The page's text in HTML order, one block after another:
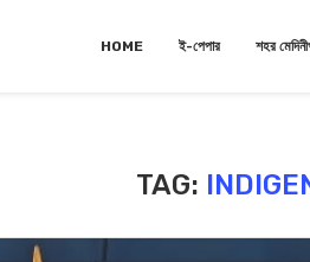
HOME ই-পেপার শহর
TAG: